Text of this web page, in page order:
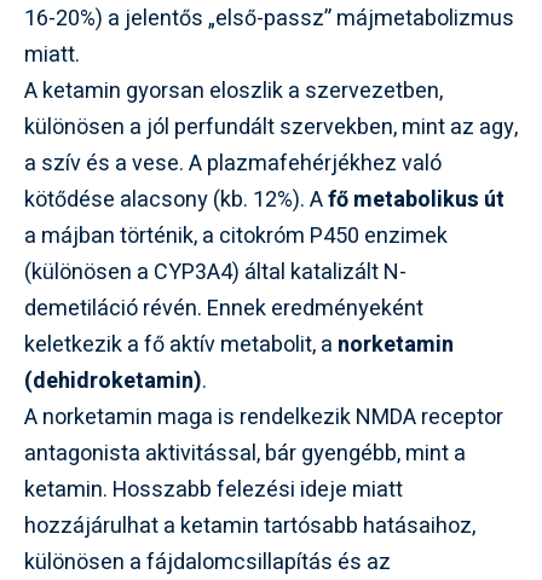
16-20%) a jelentős „első-passz” májmetabolizmus
miatt.
A ketamin gyorsan eloszlik a szervezetben,
különösen a jól perfundált szervekben, mint az agy,
a szív és a vese. A plazmafehérjékhez való
kötődése alacsony (kb. 12%). Afő metabolikus út
a májban történik, a citokróm P450 enzimek
(különösen a CYP3A4) által katalizált N-
demetiláció révén. Ennek eredményeként
keletkezik a fő aktív metabolit, a norketamin
(dehidroketamin).
A norketamin maga is rendelkezik NMDA receptor
antagonista aktivitással, bár gyengébb, mint a
ketamin. Hosszabb felezési ideje miatt
hozzájárulhat a ketamin tartósabb hatásaihoz,
különösen a fájdalomcsillapítás és az